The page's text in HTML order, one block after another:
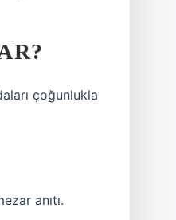
çoğunlukla
anıtı.